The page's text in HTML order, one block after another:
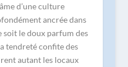
d’une culture
ancrée dans
soit le doux parfum des
tendreté confite des
autant les locaux